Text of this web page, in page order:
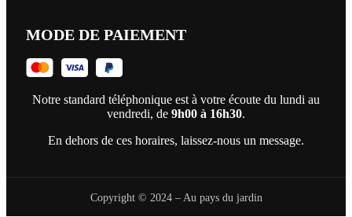
MODE DE PAIEMENT
Notre standard téléphonique est à votre écoute du lundi au
vendredi, de 9h00 à 16h30.
En dehors de ces horaires, laissez-nous un message.
Copyright © 2024 – Au pays du jardin